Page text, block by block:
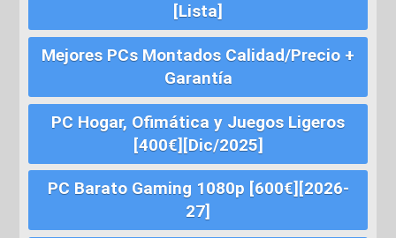
[Lista]
Mejores PCs Montados Calidad/Precio +
Garantía
PC Hogar, Ofimática y Juegos Ligeros
[400€][Dic/2025]
PC Barato Gaming 1080p [600€][2026-
27]